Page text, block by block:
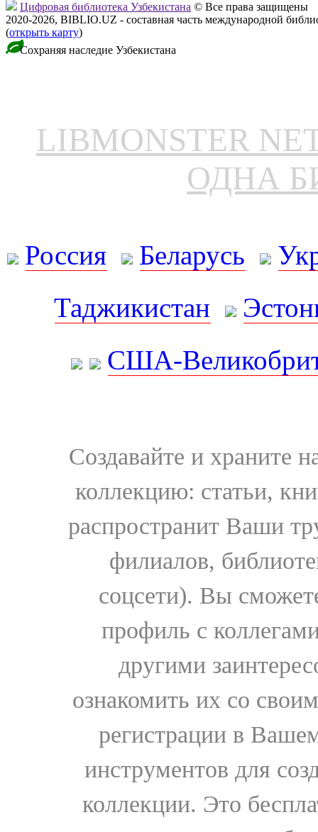
Цифровая библиотека Узбекистана © Все права защищены
2020-2026, BIBLIO.UZ - составная часть международной
(открыть карту)
Сохраняя наследие Узбекистана
LIBMONSTER
ОДНА
Россия Беларусь
Таджикистан
США-
Создавайте и храните
коллекцию: статьи,
распространит Ваши
филиалов,
соцсети). Вы
профиль с
другими
ознакомить их со
регистрации в
инструментов для
коллекции. Это